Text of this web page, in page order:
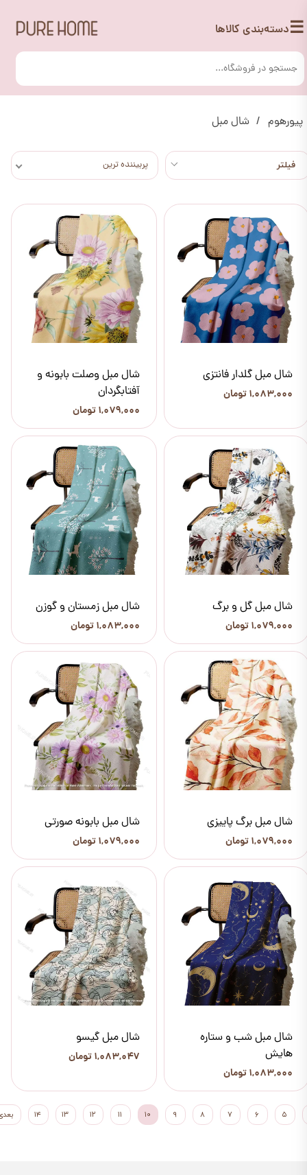
☰دسته‌بندی کالاها
پیورهوم شال مبل
پربیننده ترین
شال مبل گلدار فانتزی
۱,۰۸۳,۰۰۰ تومان
شال مبل وصلت بابونه و
آفتابگردان
۱,۰۷۹,۰۰۰ تومان
شال مبل گل و برگ
۱,۰۷۹,۰۰۰ تومان
شال مبل زمستان و گوزن
۱,۰۸۳,۰۰۰ تومان
شال مبل برگ پاییزی
۱,۰۷۹,۰۰۰ تومان
شال مبل بابونه صورتی
۱,۰۷۹,۰۰۰ تومان
شال مبل شب و ستاره
هایش
۱,۰۸۳,۰۰۰ تومان
شال مبل گیسو
۱,۰۸۳,۰۴۷ تومان
۵ ۶ ۷ ۸ ۹ ۱۰ ۱۱ ۱۲ ۱۳ ۱۴